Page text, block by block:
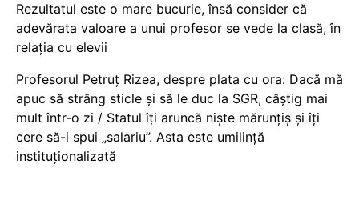
Rezultatul este o mare bucurie, însă consider că
adevărata valoare a unui profesor se vede la clasă, în
relația cu elevii
Profesorul Petruț Rizea, despre plata cu ora: Dacă mă
apuc să strâng sticle și să le duc la SGR, câștig mai
mult într-o zi / Statul îți aruncă niște mărunțiș și îți
cere să-i spui „salariu”. Asta este umilință
instituționalizată